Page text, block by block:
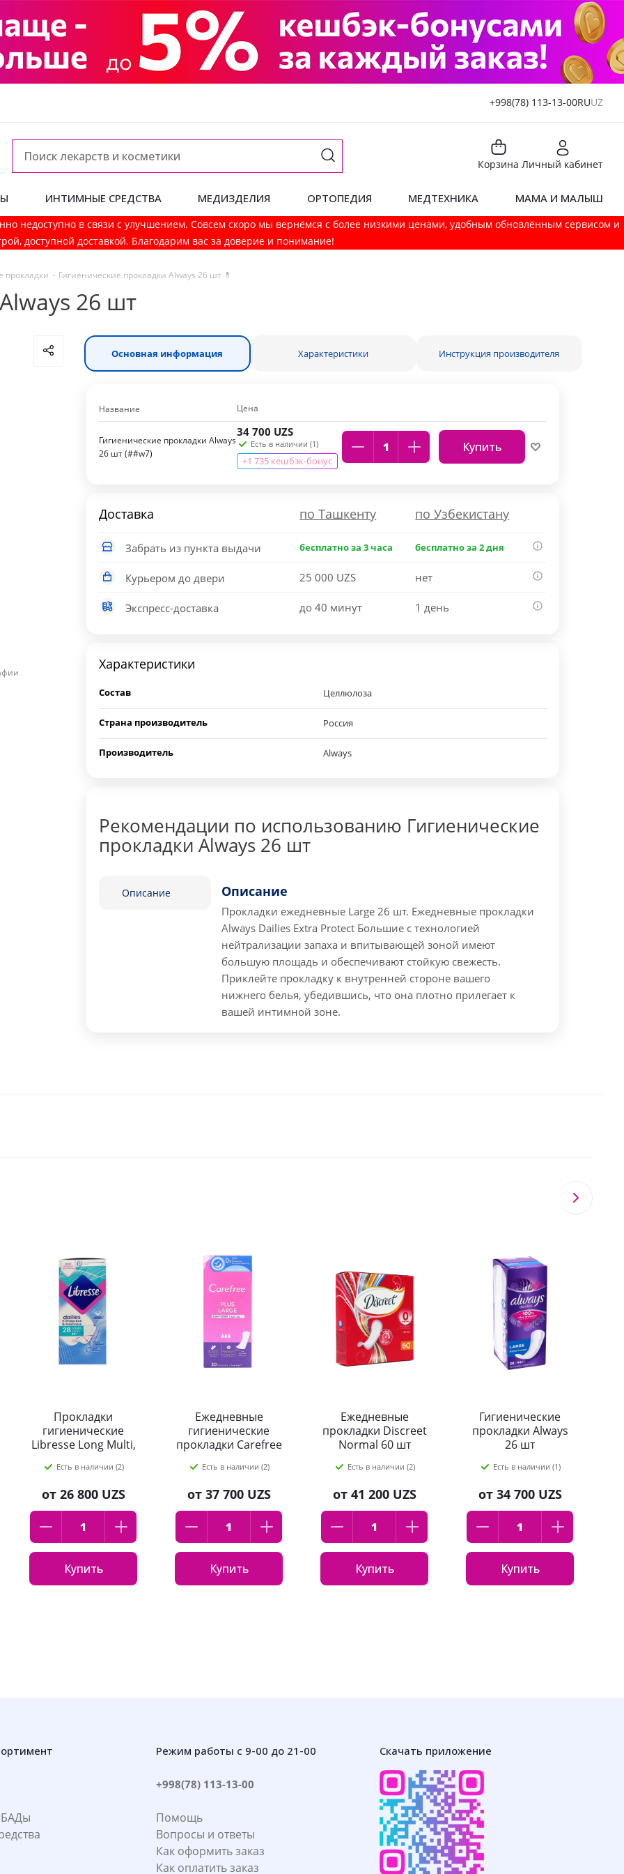
+998(78) 113-13-00RUUZ
Корзина Личный кабинет
ИНТИМНЫЕ СРЕДСТВА МЕДИЗДЕЛИЯ ОРТОПЕДИЯ МЕДТЕХНИКА МАМА И МАЛЫШ
недоступно в связи с улучшением. Совсем скоро мы вернёмся с более низкими ценами, удобным обновлённым сервисом и
доступной доставкой. Благодарим вас за доверие и понимание!
прокладки - Гигиенические прокладки Always 26 шт 💊
26 шт
Основная информация Характеристики Инструкция производителя
Название Цена
Гигиенические прокладки Always
26 шт (##w7)
34 700 UZS
Есть в наличии (1)
+1 735 кешбэк-бонус
Купить
Доставка по Ташкенту по Узбекистану
Забрать из пункта выдачи бесплатно за 3 часа бесплатно за 2 дня
Курьером до двери 25 000 UZS нет
Экспресс-доставка до 40 минут 1 день
Характеристики
Состав Целлюлоза
Страна производитель Россия
Производитель Always
Рекомендации по использованию Гигиенические
прокладки Always 26 шт
Описание Описание
Прокладки ежедневные Large 26 шт. Ежедневные прокладки
Always Dailies Extra Protect Большие с технологией
нейтрализации запаха и впитывающей зоной имеют
большую площадь и обеспечивают стойкую свежесть.
Приклейте прокладку к внутренней стороне вашего
нижнего белья, убедившись, что она плотно прилегает к
вашей интимной зоне.
Прокладки
гигиенические
Libresse Long Multi,
Есть в наличии (2)
от 26 800 UZS
Купить
Ежедневные
гигиенические
прокладки Carefree
ароматизированные
20 шт
Есть в наличии (2)
от 37 700 UZS
Купить
Ежедневные
прокладки Discreet
Normal 60 шт
Есть в наличии (2)
от 41 200 UZS
Купить
Гигиенические
прокладки Always
26 шт
Есть в наличии (1)
от 34 700 UZS
Купить
Режим работы с 9-00 до 21-00
+998(78) 113-13-00
Помощь
Вопросы и ответы
Как оформить заказ
Как оплатить заказ
Скачать приложение